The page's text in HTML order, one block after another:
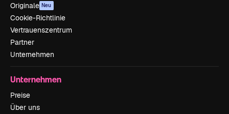
Originale Neu
Cookie-Richtlinie
Vertrauenszentrum
Partner
Unternehmen
Unternehmen
Preise
Über uns